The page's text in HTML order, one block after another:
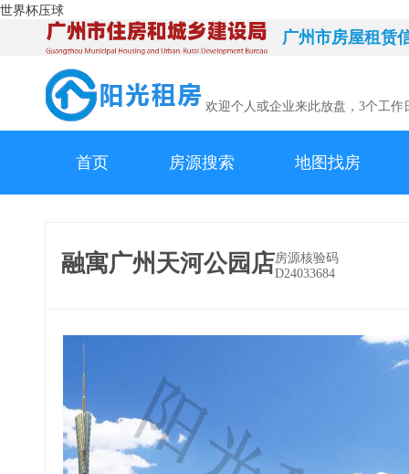
世界杯压球
广州市房屋租赁
欢迎个人或企业来此放盘，3个工作
首页 房源搜索 地图找房
融寓广州天河公园店房源核验码
D24033684